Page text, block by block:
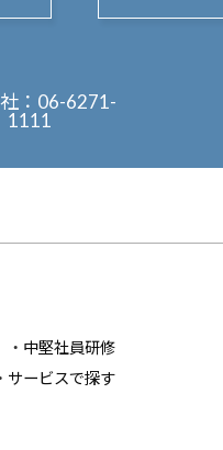
： 06-6271-
1111
中堅社員研修
サービスで探す